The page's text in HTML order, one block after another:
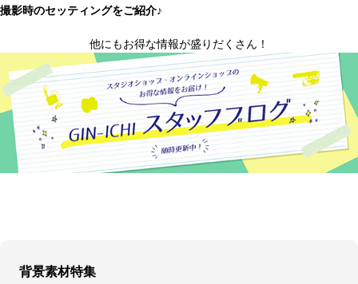
撮影時のセッティングをご紹介♪
他にもお得な情報が盛りだくさん！
背景素材特集